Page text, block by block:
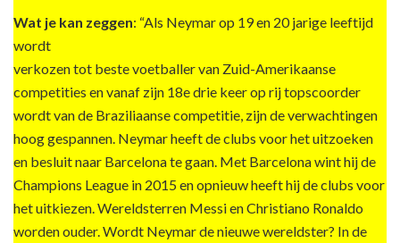
Wat je kan zeggen: “Als Neymar op 19 en 20 jarige leeftijd
wordt
verkozen tot beste voetballer van Zuid-Amerikaanse
competities en vanaf zijn 18e drie keer op rij topscoorder
wordt van de Braziliaanse competitie, zijn de verwachtingen
hoog gespannen. Neymar heeft de clubs voor het uitzoeken
en besluit naar Barcelona te gaan. Met Barcelona wint hij de
Champions League in 2015 en opnieuw heeft hij de clubs voor
het uitkiezen. Wereldsterren Messi en Christiano Ronaldo
worden ouder. Wordt Neymar de nieuwe wereldster? In de